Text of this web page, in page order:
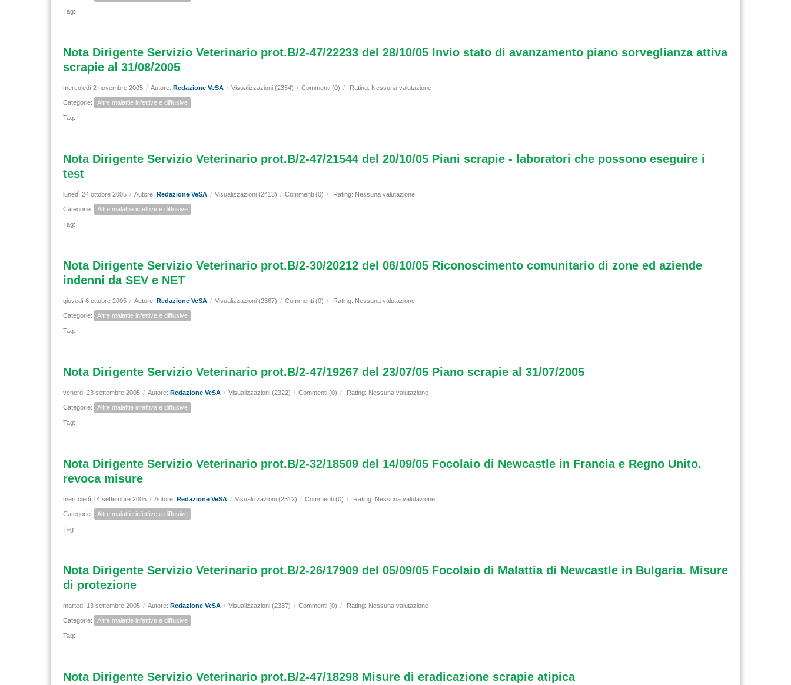
Tag:
Nota Dirigente Servizio Veterinario prot.B/2-47/22233 del 28/10/05 Invio stato di avanzamento piano sorveglianza attiva
scrapie al 31/08/2005
mercoledì 2 novembre 2005 / Autore: Redazione VeSA / Visualizzazioni (2354) / Commenti (0) / Rating: Nessuna valutazione
Categorie: Altre malattie infettive e diffusive
Tag:
Nota Dirigente Servizio Veterinario prot.B/2-47/21544 del 20/10/05 Piani scrapie - laboratori che possono eseguire i
test
lunedì 24 ottobre 2005 / Autore: Redazione VeSA / Visualizzazioni (2413) / Commenti (0) / Rating: Nessuna valutazione
Categorie: Altre malattie infettive e diffusive
Tag:
Nota Dirigente Servizio Veterinario prot.B/2-30/20212 del 06/10/05 Riconoscimento comunitario di zone ed aziende
indenni da SEV e NET
giovedì 6 ottobre 2005 / Autore: Redazione VeSA / Visualizzazioni (2367) / Commenti (0) / Rating: Nessuna valutazione
Categorie: Altre malattie infettive e diffusive
Tag:
Nota Dirigente Servizio Veterinario prot.B/2-47/19267 del 23/07/05 Piano scrapie al 31/07/2005
venerdì 23 settembre 2005 / Autore: Redazione VeSA / Visualizzazioni (2322) / Commenti (0) / Rating: Nessuna valutazione
Categorie: Altre malattie infettive e diffusive
Tag:
Nota Dirigente Servizio Veterinario prot.B/2-32/18509 del 14/09/05 Focolaio di Newcastle in Francia e Regno Unito.
revoca misure
mercoledì 14 settembre 2005 / Autore: Redazione VeSA / Visualizzazioni (2312) / Commenti (0) / Rating: Nessuna valutazione
Categorie: Altre malattie infettive e diffusive
Tag:
Nota Dirigente Servizio Veterinario prot.B/2-26/17909 del 05/09/05 Focolaio di Malattia di Newcastle in Bulgaria. Misure
di protezione
martedì 13 settembre 2005 / Autore: Redazione VeSA / Visualizzazioni (2337) / Commenti (0) / Rating: Nessuna valutazione
Categorie: Altre malattie infettive e diffusive
Tag:
Nota Dirigente Servizio Veterinario prot.B/2-47/18298 Misure di eradicazione scrapie atipica